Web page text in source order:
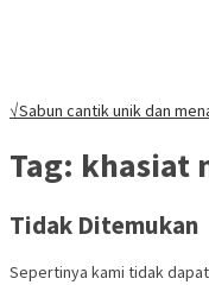
√Sabun cantik unik dan
Tag: khasiat
Tidak Ditemukan
Sepertinya kami tidak